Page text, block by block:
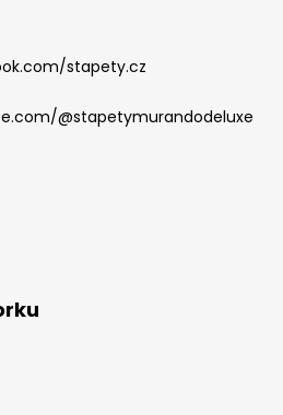
stapety.cz
@stapetymurandodeluxe